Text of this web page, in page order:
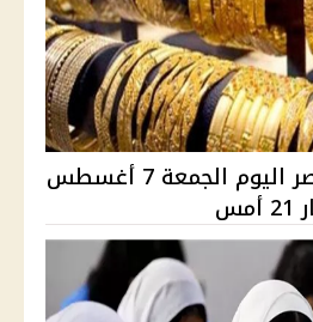
سعر الذهب في مصر اليوم الجمعة 7 أغسطس